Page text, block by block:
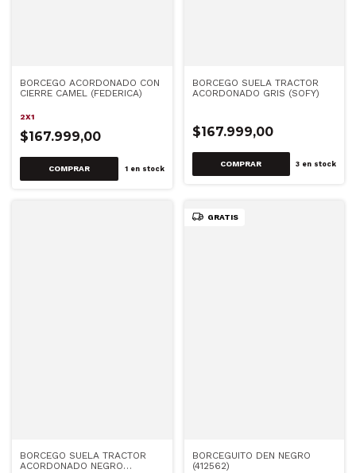
BORCEGO ACORDONADO CON
CIERRE CAMEL (FEDERICA)
2X1
$167.999,00
COMPRAR 1en stock
BORCEGO SUELA TRACTOR
ACORDONADO GRIS (SOFY)
$167.999,00
COMPRAR 3 en stock
BORCEGO SUELA TRACTOR
ACORDONADO NEGRO
GRATIS
BORCEGUITO DEN NEGRO
(412562)